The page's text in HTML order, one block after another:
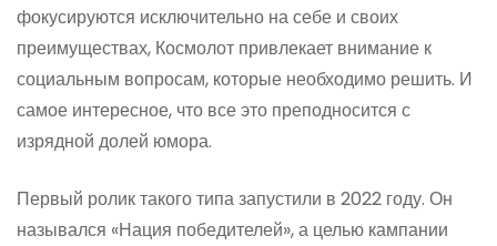
фокусируются исключительно на себе и своих
преимуществах, Космолот привлекает внимание к
социальным вопросам, которые необходимо решить. И
самое интересное, что все это преподносится с
изрядной долей юмора.
Первый ролик такого типа запустили в 2022 году. Он
назывался «Нация победителей», а целью кампании